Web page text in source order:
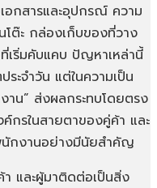
อกสารและอุปกรณ์ ความ
โต๊ะ กล่องเก็บของที่วาง
เริ่มคับแคบ ปัญหาเหล่านี้
ะจำวัน แต่ในความเป็น
าน” ส่งผลกระทบโดยตรง
รในสายตาของคู่ค้า และ
นักงานอย่างมีนัยสำคัญ
า และผู้มาติดต่อเป็นสิ่ง